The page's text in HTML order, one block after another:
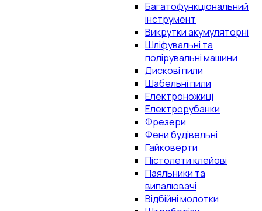
Багатофункціональний
інструмент
Викрутки акумуляторні
Шліфувальні та
полірувальні машини
Дискові пили
Шабельні пили
Електроножиці
Електрорубанки
Фрезери
Фени будівельні
Гайковерти
Пістолети клейові
Паяльники та
випалювачі
Відбійні молотки